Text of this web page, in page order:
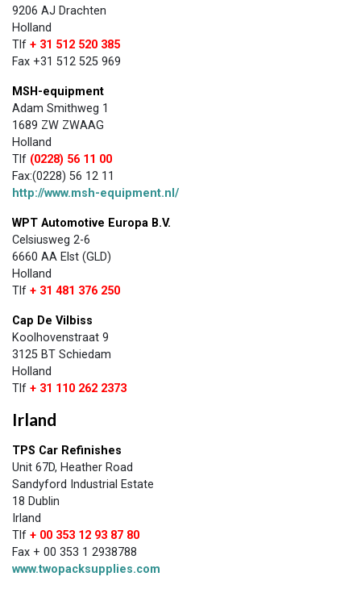
9206 AJ Drachten
Holland
​T​lf + 31 512 520 385
Fax +31 512 525 969
MSH-equipment
Adam Smithweg 1
1689 ZW ZWAAG
Holland
Tlf (0228) 56 11 00
Fax:(0228) 56 12 11
http://www.msh-equipment.nl/
WPT Automotive Europa B.V.
Celsiusweg 2-6
6660 AA Elst (GLD)
Holland
Tlf + 31 481 376 250
Cap De Vilbiss
Koolhovenstraat 9
3125 BT Schiedam
Holland
Tlf + 31 110 262 2373
Irland
TPS Car Refinishes
Unit 67D, Heather Road
Sandyford Industrial Estate
18 Dublin
Irland
Tlf + 00 353 12 93 87 80
Fax + 00 353 1 2938788
www.twopacksupplies.com